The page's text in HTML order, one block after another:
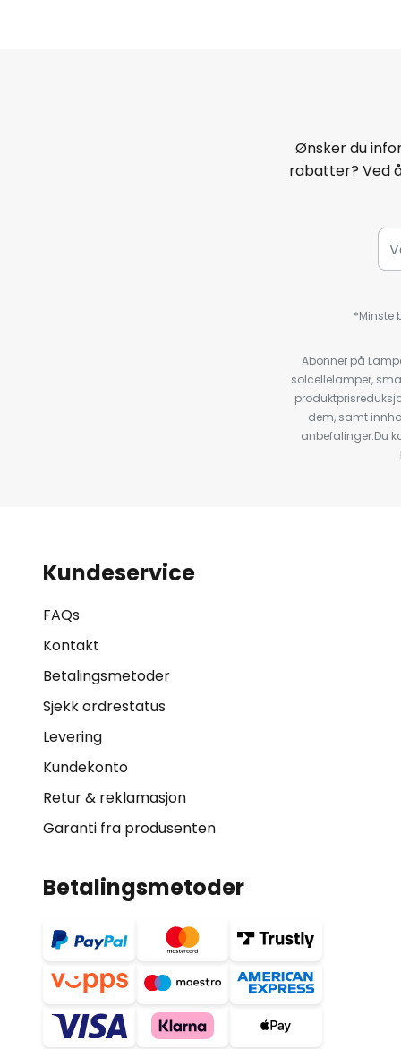
Ønsker du
rabatter? Ved
*Minste
Abonner på
solcellelamper,
dem, samt
anbefalinger.Du
Kundeservice
FAQs
Kontakt
Betalingsmetoder
Sjekk ordrestatus
Levering
Kundekonto
Retur & reklamasjon
Garanti fra produsenten
Betalingsmetoder